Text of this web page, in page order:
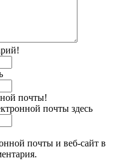
почты!
почты здесь
почты и веб-сайт в